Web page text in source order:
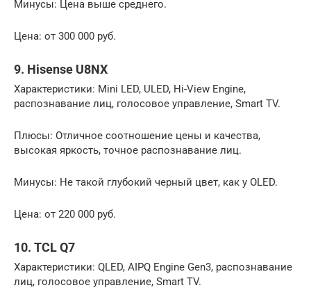
Минусы: Цена выше среднего.
Цена: от 300 000 руб.
9. Hisense U8NX
Характеристики: Mini LED, ULED, Hi-View Engine,
распознавание лиц, голосовое управление, Smart TV.
Плюсы: Отличное соотношение цены и качества,
высокая яркость, точное распознавание лиц.
Минусы: Не такой глубокий черный цвет, как у OLED.
Цена: от 220 000 руб.
10. TCL Q7
Характеристики: QLED, AIPQ Engine Gen3, распознавание
лиц, голосовое управление, Smart TV.